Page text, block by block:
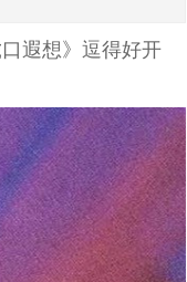
遐想》逗得好开